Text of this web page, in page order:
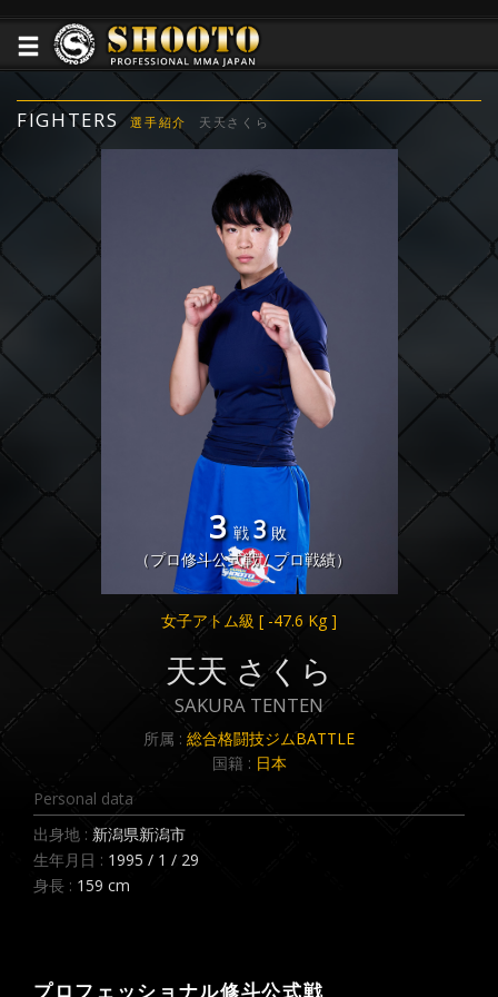
FIGHTERS 選手紹介 天天さくら
3 戦 3 敗
（プロ修斗公式戦 / プロ戦績）
女子アトム級 [ -47.6 Kg ]
天天 さくら
SAKURA TENTEN
所属 : 総合格闘技ジムBATTLE
国籍 : 日本
Personal data
出身地 : 新潟県新潟市
生年月日 : 1995 / 1 / 29
身長 : 159 cm
プロフェッショナル修斗公式戦